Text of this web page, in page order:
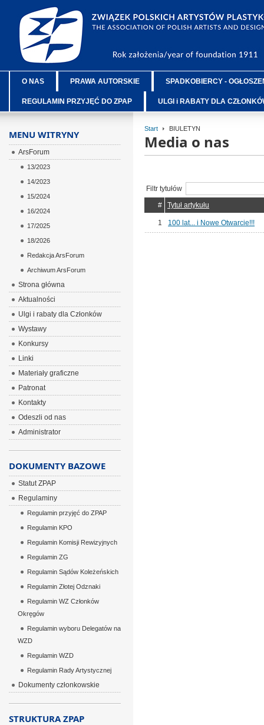
O NAS PRAWA AUTORSKIE SPADKOBIERCY -
REGULAMIN PRZYJĘĆ DO ZPAP ULGI i RABATY DLA
Start BIULETYN
Media o nas
Filtr tytułów
#
Tytuł artykułu
1 100 lat... i Nowe Otwarcie!!!
MENU WITRYNY
ArsForum
13/2023
14/2023
15/2024
16/2024
17/2025
18/2026
Redakcja ArsForum
Archiwum ArsForum
Strona główna
Aktualności
Ulgi i rabaty dla Członków
Wystawy
Konkursy
Linki
Materiały graficzne
Patronat
Kontakty
Odeszli od nas
Administrator
DOKUMENTY BAZOWE
Statut ZPAP
Regulaminy
Regulamin przyjęć do ZPAP
Regulamin KPO
Regulamin Komisji Rewizyjnych
Regulamin ZG
Regulamin Sądów Koleżeńskich
Regulamin Złotej Odznaki
Regulamin WZ Członków
Okręgów
Regulamin wyboru Delegatów na
WZD
Regulamin WZD
Regulamin Rady Artystycznej
Dokumenty członkowskie
STRUKTURA ZPAP